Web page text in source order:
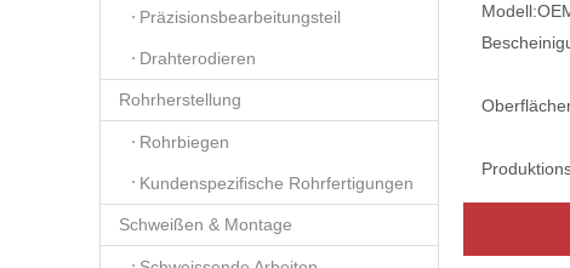
Präzisionsbearbeitungsteil
Drahterodieren
Rohrherstellung
Rohrbiegen
Kundenspezifische Rohrfertigungen
Schweißen & Montage
Modell: